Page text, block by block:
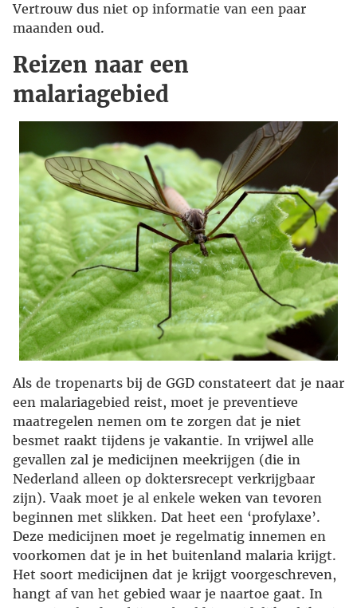
Vertrouw dus niet op informatie van een paar
maanden oud.
Reizen naar een
malariagebied
Als de tropenarts bij de GGD constateert dat je naar
een malariagebied reist, moet je preventieve
maatregelen nemen om te zorgen dat je niet
besmet raakt tijdens je vakantie. In vrijwel alle
gevallen zal je medicijnen meekrijgen (die in
Nederland alleen op doktersrecept verkrijgbaar
zijn). Vaak moet je al enkele weken van tevoren
beginnen met slikken. Dat heet een ‘profylaxe’.
Deze medicijnen moet je regelmatig innemen en
voorkomen dat je in het buitenland malaria krijgt.
Het soort medicijnen dat je krijgt voorgeschreven,
hangt af van het gebied waar je naartoe gaat. In